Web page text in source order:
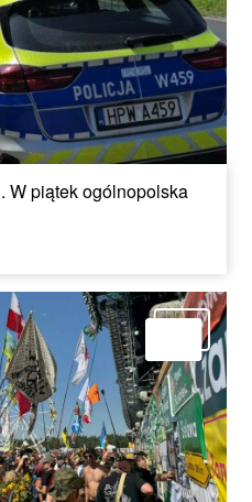
W piątek ogólnopolska